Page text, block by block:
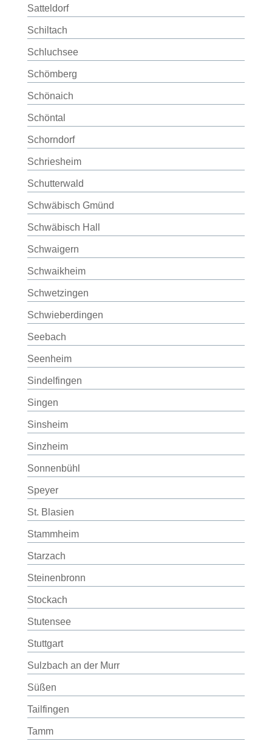
Satteldorf
Schiltach
Schluchsee
Schömberg
Schönaich
Schöntal
Schorndorf
Schriesheim
Schutterwald
Schwäbisch Gmünd
Schwäbisch Hall
Schwaigern
Schwaikheim
Schwetzingen
Schwieberdingen
Seebach
Seenheim
Sindelfingen
Singen
Sinsheim
Sinzheim
Sonnenbühl
Speyer
St. Blasien
Stammheim
Starzach
Steinenbronn
Stockach
Stutensee
Stuttgart
Sulzbach an der Murr
Süßen
Tailfingen
Tamm